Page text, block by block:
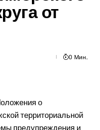
от
0 Мин.
о
территориальной
предупреждения и